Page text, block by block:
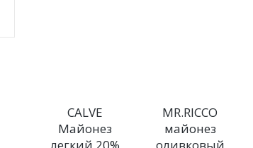
CALVE
Майонез
MR.RICCO
майонез